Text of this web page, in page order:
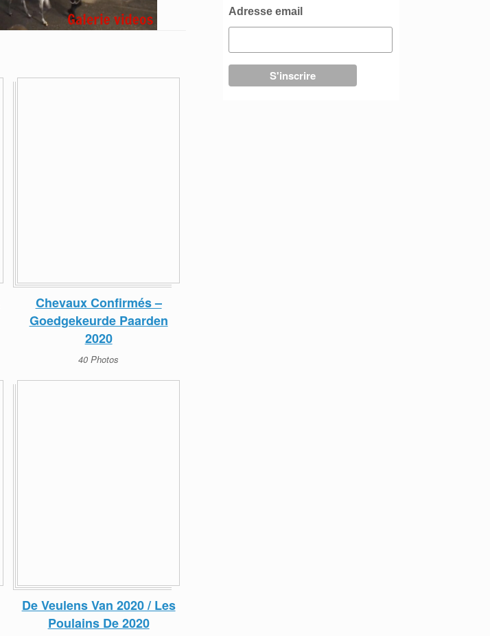
Chevaux Confirmés –
Goedgekeurde Paarden
2020
40 Photos
De Veulens Van 2020 / Les
Poulains De 2020
Adresse email